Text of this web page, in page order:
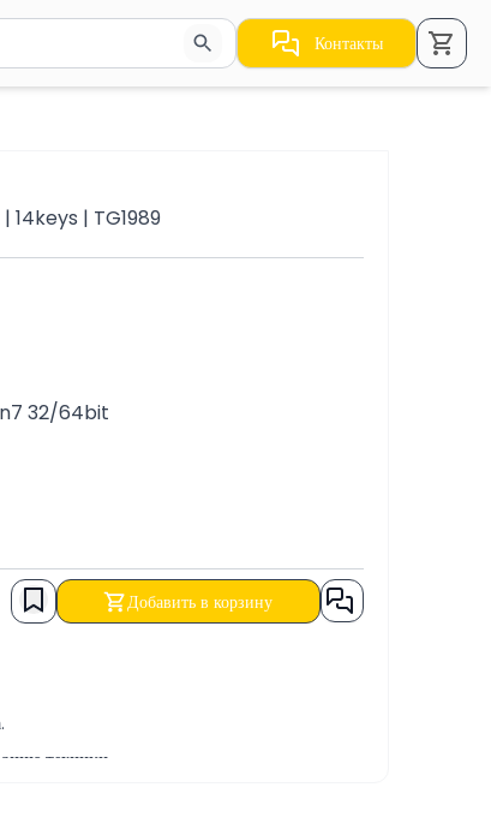
для навигации по результатам.
Контакты
14keys | TG1989
32/64bit
Добавить в корзину
техники.